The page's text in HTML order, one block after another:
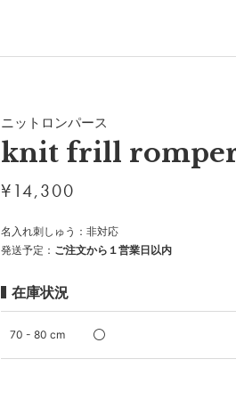
ニットロンパース
knit frill
¥14,300
名入れ刺しゅう：非対応
発送予定： ご注文から１営業日以内
在庫状況
70 - 80 cm